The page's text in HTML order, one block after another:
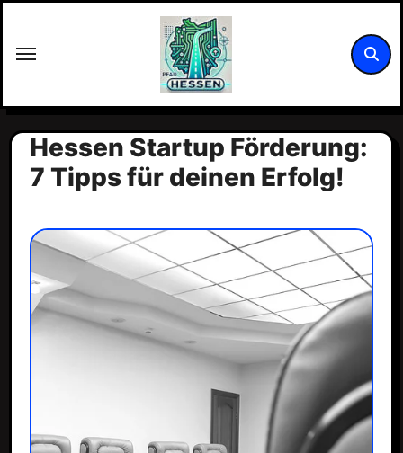
springen
Hessen Startup Förderung:
7 Tipps für deinen Erfolg!